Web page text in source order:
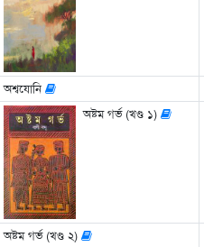
অশ্বযোনি
অষ্টম গর্ভ (খণ্ড ১)
অষ্টম গর্ভ (খণ্ড ২)